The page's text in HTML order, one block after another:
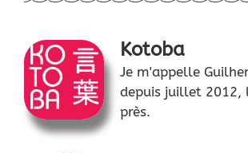
Kotoba
Je m'appelle
depuis juillet 2012,
près.